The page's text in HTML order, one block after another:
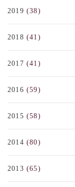
2019 (38)
2018 (41)
2017 (41)
2016 (59)
2015 (58)
2014 (80)
2013 (65)